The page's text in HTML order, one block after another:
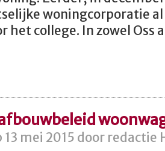
woningcorporatie
het college. In zowel
mei 2015 door redactie